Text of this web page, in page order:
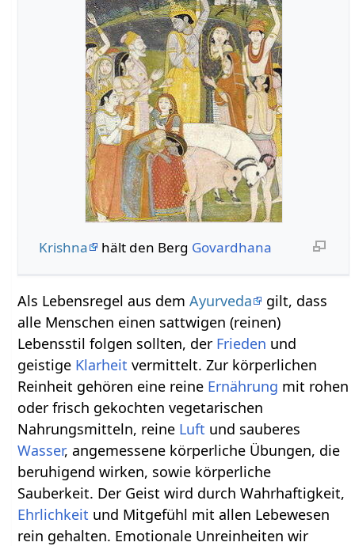
Krishna hält den Berg Govardhana
Als Lebensregel aus demAyurveda
gilt, dass
alle Menschen einen sattwigen (reinen)
Lebensstil folgen sollten, der Frieden und
geistige Klarheit vermittelt. Zur körperlichen
Reinheit gehören eine reine Ernährung mit rohen
oder frisch gekochten vegetarischen
Nahrungsmitteln, reine Luft und sauberes
Wasser, angemessene körperliche Übungen, die
beruhigend wirken, sowie körperliche
Sauberkeit. Der Geist wird durch Wahrhaftigkeit,
Ehrlichkeit und Mitgefühl mit allen Lebewesen
rein gehalten. Emotionale Unreinheiten wir